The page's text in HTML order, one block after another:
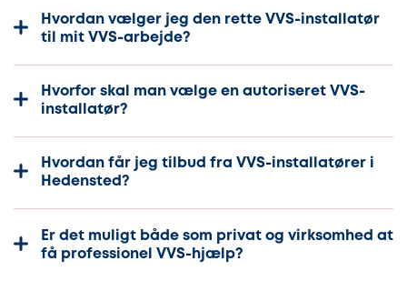
Hvordan vælger jeg den rette VVS-installatør
til mit VVS-arbejde?
Hvorfor skal man vælge en autoriseret VVS-
installatør?
Hvordan får jeg tilbud fra VVS-installatører i
Hedensted?
Er det muligt både som privat og virksomhed at
få professionel VVS-hjælp?